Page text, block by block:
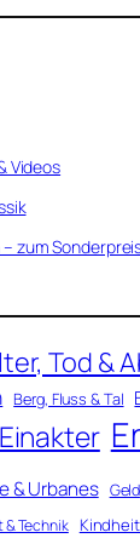
Videos
zum
Tod &
Berg, Fluss & Tal
Einakter
& Urbanes
& Technik